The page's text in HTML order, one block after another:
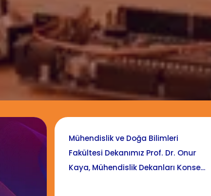
Akademisyenimiz "2024 Yılı Dünya
Çapında İlk %2 Bilim İnsanları"
listesinde yer aldı